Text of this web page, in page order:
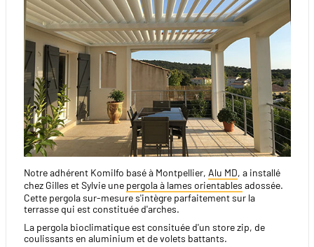
Notre adhérent Komilfo basé à Montpellier, Alu MD, a installé
chez Gilles et Sylvie une pergola à lames orientables adossée.
Cette pergola sur-mesure s'intègre parfaitement sur la
terrasse qui est constituée d'arches.
La pergola bioclimatique est consituée d'un store zip, de
coulissants en aluminium et de volets battants.